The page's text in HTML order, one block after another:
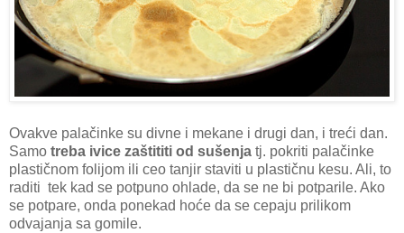
Ovakve palačinke su divne i mekane i drugi dan, i treći dan.
Samo treba ivice zaštititi od sušenja tj. pokriti palačinke
plastičnom folijom ili ceo tanjir staviti u plastičnu kesu. Ali, to
raditi tek kad se potpuno ohlade, da se ne bi potparile. Ako
se potpare, onda ponekad hoće da se cepaju prilikom
odvajanja sa gomile.